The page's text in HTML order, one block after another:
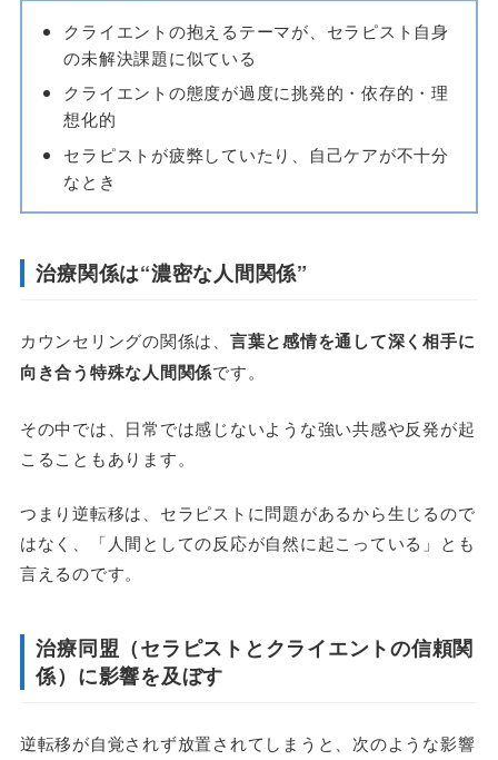
クライエントの抱えるテーマが、セラピスト自身
の未解決課題に似ている
クライエントの態度が過度に挑発的・依存的・理
想化的
セラピストが疲弊していたり、自己ケアが不十分
なとき
治療関係は“濃密な人間関係”
カウンセリングの関係は、 言葉と感情を通して深く相手に
向き合う特殊な人間関係です。
その中では、日常では感じないような強い共感や反発が起
こることもあります。
つまり逆転移は、セラピストに問題があるから生じるので
はなく、「人間としての反応が自然に起こっている」とも
言えるのです。
治療同盟（セラピストとクライエントの信頼関
係）に影響を及ぼす
逆転移が自覚されず放置されてしまうと、次のような影響